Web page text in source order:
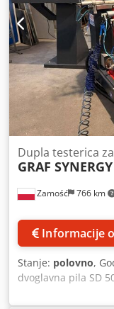
Zamość 766 km
Dupla testerica
GRAF SYNERGY
Informacije
Stanje: polovno,
dvoglavna pila SD
pomeranje sečiva,